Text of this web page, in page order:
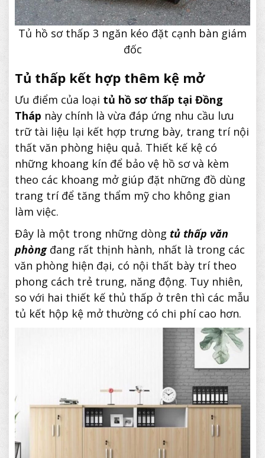
Tủ hồ sơ thấp 3 ngăn kéo đặt cạnh bàn giám
đốc
Tủ thấp kết hợp thêm kệ mở
Ưu điểm của loại tủ hồ sơ thấp tại Đồng
Tháp này chính là vừa đáp ứng nhu cầu lưu
trữ tài liệu lại kết hợp trưng bày, trang trí nội
thất văn phòng hiệu quả. Thiết kế kệ có
những khoang kín để bảo vệ hồ sơ và kèm
theo các khoang mở giúp đặt những đồ dùng
trang trí để tăng thẩm mỹ cho không gian
làm việc.
Đây là một trong những dòng tủ thấp văn
phòngđang rất thịnh hành, nhất là trong các
văn phòng hiện đại, có nội thất bày trí theo
phong cách trẻ trung, năng động. Tuy nhiên,
so với hai thiết kế thủ thấp ở trên thì các mẫu
tủ kết hộp kệ mở thường có chi phí cao hơn.